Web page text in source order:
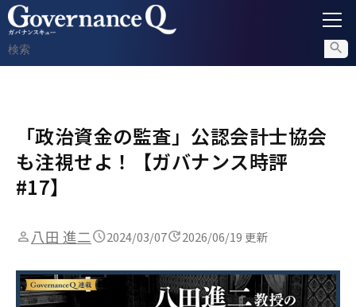
内部通報
不正対策
セミナー情報
「政治資金の監査」公認会計士協会
も注視せよ！【ガバナンス時評
#17】
八田 進二 2024/03/07 2026/06/19 更新